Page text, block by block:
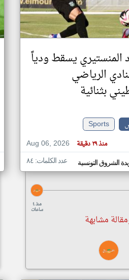
المنستيري يسقط ودياً
الرياضي
بثنائية
Sports
Aug 06, 2026
منذ ٢٩ دقيقة
الشروق التونسية عدد الكلمات: ٨٤
منذ ٤
ساعات
مشابهة